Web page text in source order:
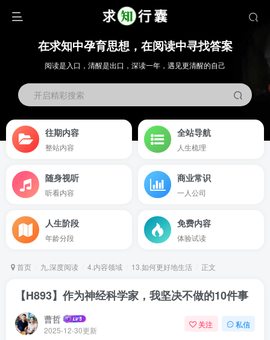
在求知中孕育思想，在阅读中寻找答案
阅读是入口，清醒是出口，深读一年，遇见更清醒的自己
开启精彩搜索
往期内容
整站内容
全站导航
人生梳理
随身视听
听看内容
商业常识
一人公司
人生阶段
年龄分段
免费内容
体验试读
首页 九.深度阅读 4.内容领域 13.如何更好地生活 正文
【H893】作为神经科学家，我坚决不做的10件事
曹哲
2025-12-30更新
关注 私信